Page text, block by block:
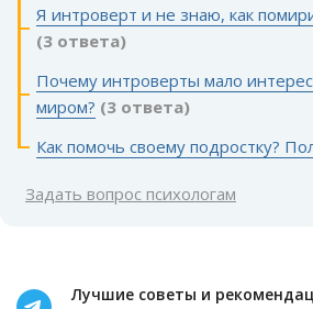
Я интроверт и не знаю, как
(3 ответа)
Почему интроверты мало
миром? (3 ответа)
Как помочь своему подростку?
Задать вопрос психологам
Лучшие советы и